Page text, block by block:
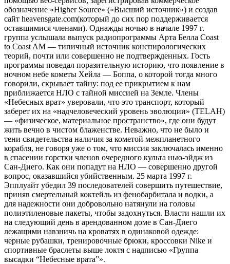
обозначение «Higher Source» («Высший источник») и создав
сайт heavensgate.com(который до сих пор поддерживается
оставшимися членами). Однажды ночью в начале 1997 г.
группа услышала выпуск радиопрограммы Арта Белла Coast
to Coast AM — типичный источник конспирологических
теорий, почти или совершенно не подтвержденных. Гость
программы поведал поразительную историю, что появление в
ночном небе кометы Хейла — Боппа, о которой тогда много
говорили, скрывает тайну: под ее прикрытием к нам
приближается НЛО с тайной миссией на Земле. Члены
«Небесных врат» уверовали, что это транспорт, который
заберет их на «надчеловеческий уровень эволюции» (TELAH)
— «физическое, материальное пространство», где они будут
жить вечно в чистом блаженстве. Неважно, что не было и
тени свидетельства наличия за кометой межпланетного
корабля, не говоря уже о том, что миссия заключалась именно
в спасении горстки членов очередного культа нью-эйдж из
Сан-Диего. Как они попадут на НЛО — совершенно другой
вопрос, оказавшийся убийственным. 25 марта 1997 г.
Эпплуайт убедил 39 последователей совершить путешествие,
приняв смертельный коктейль из фенобарбитала и водки, а
для надежности они добровольно натянули на головы
полиэтиленовые пакеты, чтобы задохнуться. Власти нашли их
на следующий день в арендованном доме в Сан-Диего
лежащими навзничь на кроватях в одинаковой одежде:
черные рубашки, тренировочные брюки, кроссовки Nike и
спортивные браслеты выше локтя с надписью «Группа
высадки “Небесные врата”».